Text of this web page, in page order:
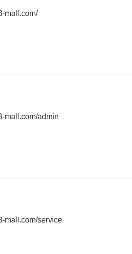
mall.com/
mall.com/admin
mall.com/service